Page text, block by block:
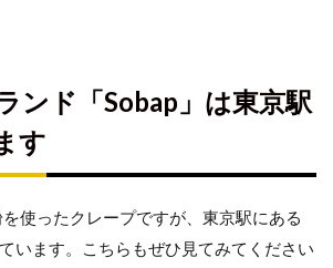
ンド「Sobap」は東京駅
す
使ったクレープですが、東京駅にある
ています。こちらもぜひ見てみてください